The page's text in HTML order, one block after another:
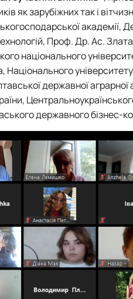
розвитку бізнес-
присвячена 75-річчю
туризму
як зарубіжних так і
Проф. Др. Ас.
національного
Національного
державної аграрної
державного бізнес-